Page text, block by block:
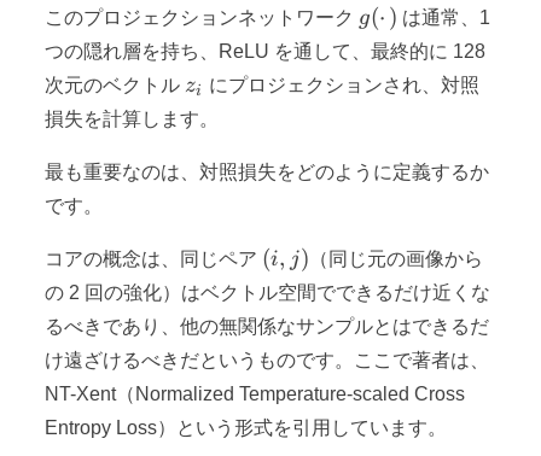
このプロジェクションネットワーク g(·)
g(⋅ ) は通常、1
つの隠れ層を持ち、ReLU を通して、最終的に 128
次元のベクトル z_i
zi
にプロジェクションされ、対照
損失を計算します。
最も重要なのは、対照損失をどのように定義するか
です。
コアの概念は、同じペア (i,
j)
(i, j) （同じ元の画像から
の 2 回の強化）はベクトル空間でできるだけ近くな
るべきであり、他の無関係なサンプルとはできるだ
け遠ざけるべきだというものです。ここで著者は、
NT-Xent（Normalized Temperature-scaled Cross
Entropy Loss）という形式を引用しています。